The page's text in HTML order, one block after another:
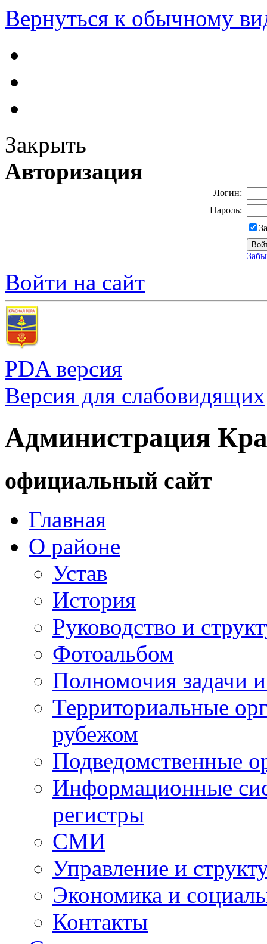
Вернуться к обычному
Закрыть
Авторизация
Логин:
Пароль:
Войти на сайт
PDA версия
Версия для слабовидящих
Администрация
официальный сайт
Главная
О районе
Устав
История
Руководство и
Фотоальбом
Полномочия задачи
Территориальные
рубежом
Подведомственные
Информационные
регистры
СМИ
Управление и
Экономика и
Контакты